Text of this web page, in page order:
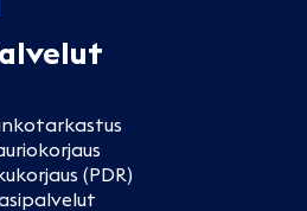
(PDR)